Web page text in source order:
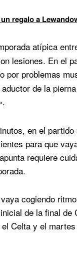
regalo a
atípica
lesiones. En el
por problemas
de la
en el
para que
requiere
cogiendo
de la final
Celta y el